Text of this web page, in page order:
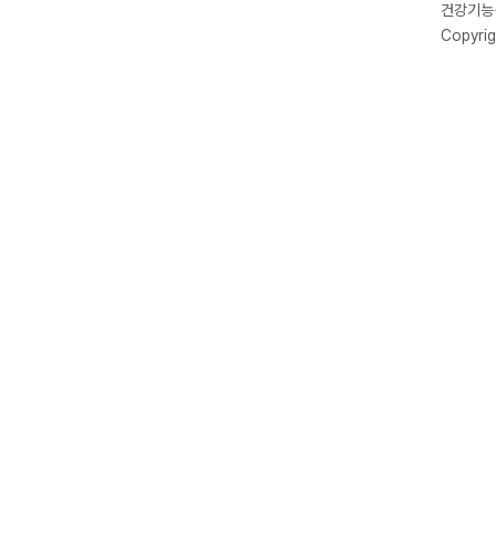
건강기